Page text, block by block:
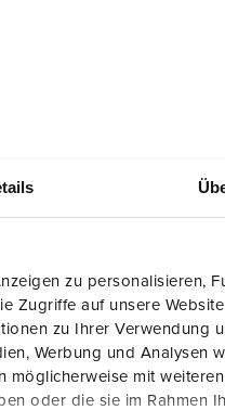
zu personalisieren,
Zugriffe auf unsere
zu Ihrer Verwendung
Werbung und Analysen
möglicherweise mit
oder die sie im Rahmen
/ Betriebsanleitung
mit FI